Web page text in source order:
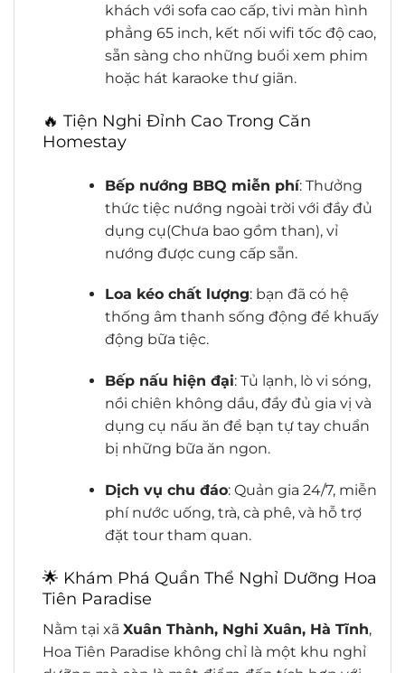
khách với sofa cao cấp, tivi màn hình
phẳng 65 inch, kết nối wifi tốc độ cao,
sẵn sàng cho những buổi xem phim
hoặc hát karaoke thư giãn.
🔥 Tiện Nghi Đỉnh Cao Trong Căn
Homestay
Bếp nướng BBQ miễn phí: Thưởng
thức tiệc nướng ngoài trời với đầy đủ
dụng cụ(Chưa bao gồm than), vỉ
nướng được cung cấp sẵn.
Loa kéo chất lượng: bạn đã có hệ
thống âm thanh sống động để khuấy
động bữa tiệc.
Bếp nấu hiện đại: Tủ lạnh, lò vi sóng,
nồi chiên không dầu, đầy đủ gia vị và
dụng cụ nấu ăn để bạn tự tay chuẩn
bị những bữa ăn ngon.
Dịch vụ chu đáo: Quản gia 24/7, miễn
phí nước uống, trà, cà phê, và hỗ trợ
đặt tour tham quan.
🌟 Khám Phá Quần Thể Nghỉ Dưỡng Hoa
Tiên Paradise
Nằm tại xã Xuân Thành, Nghi Xuân, Hà Tĩnh,
Hoa Tiên Paradise không chỉ là một khu nghỉ